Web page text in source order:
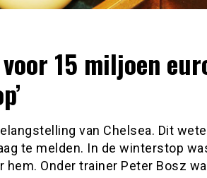
15 miljoen
van Chelsea. Dit
te melden. In de winterstop
Onder trainer Peter Bosz